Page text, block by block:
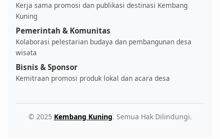
Kerja sama promosi dan publikasi destinasi Kembang
Kuning
Pemerintah & Komunitas
Kolaborasi pelestarian budaya dan pembangunan desa
wisata
Bisnis & Sponsor
Kemitraan promosi produk lokal dan acara desa
© 2025 Kembang Kuning. Semua Hak Dilindungi.